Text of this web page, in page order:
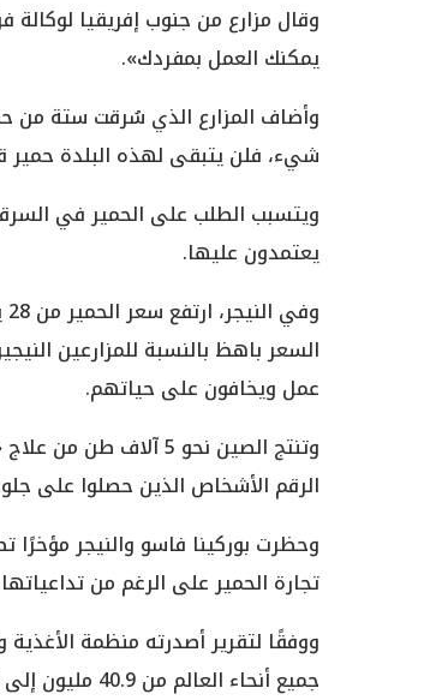
وقال مزارع من جنوب إفريقيا
يمكنك العمل بمفردك».
وأضاف المزارع الذي سُرقت ستة من
شيء، فلن يتبقى لهذه البلدة حمير
ويتسبب الطلب على الحمير في
يعتمدون عليها.
السعر باهظ بالنسبة للمزارعين
عمل ويخافون على حياتهم.
الرقم الأشخاص الذين حصلوا على
وحظرت بوركينا فاسو والنيجر
تجارة الحمير على الرغم من
جميع أنحاء العالم من 40.9 مليون إلى 50.4 مليون حيوان.